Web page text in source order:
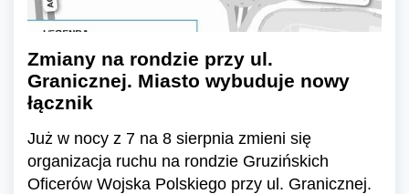
Zmiany na rondzie przy ul.
Granicznej. Miasto wybuduje nowy
łącznik
Już w nocy z 7 na 8 sierpnia zmieni się
organizacja ruchu na rondzie Gruzińskich
Oficerów Wojska Polskiego przy ul. Granicznej.